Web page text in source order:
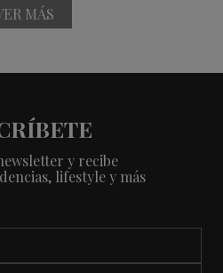
MÁS
y recibe
lifestyle y más